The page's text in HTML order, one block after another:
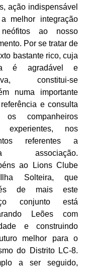
ação indispensável
melhor integração
ao nosso
Por se tratar de
bastante rico, cuja
é agradável e
constitui-se
numa importante
e consulta
os companheiros
experientes, nos
referentes a
associação.
ao Lions Clube
Solteira, que
de mais este
conjunto está
Leões com
e construindo
melhor para o
do Distrito LC-8.
a ser seguido,